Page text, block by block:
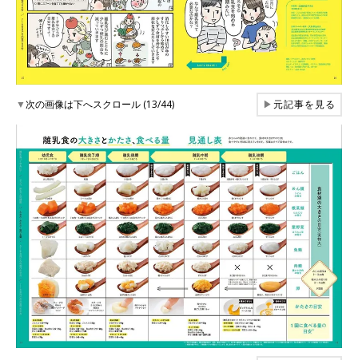
▼次の画像は下へスクロール (13/44) ▶元記事を見る